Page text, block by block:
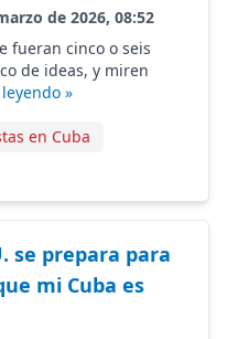
de 2026, 08:52
fueran cinco o seis
de ideas, y miren
»
en Cuba
se prepara para
mi Cuba es